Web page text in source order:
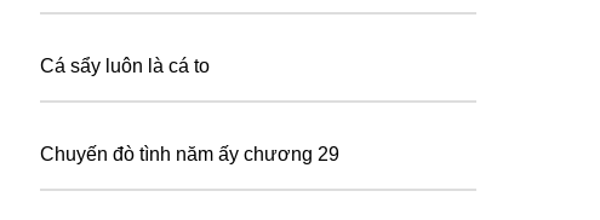
Cá sẩy luôn là cá to
Chuyến đò tình năm ấy chương 29